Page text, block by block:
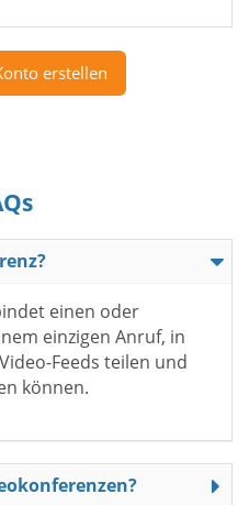
erstellen
einen oder
einzigen Anruf, in
Feeds teilen und
können.